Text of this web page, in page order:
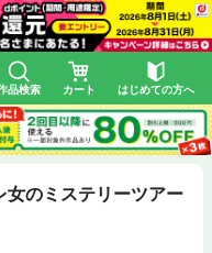
品検索 カート はじめての方へ
のミステリーツアー